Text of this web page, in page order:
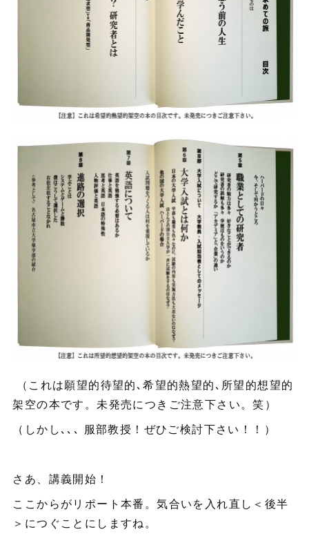
（これは願望的待望的､希望的熱望的､所望的想望的
架空の本です。未発売につきご注意下さい。笑）
（しかし､､､ 服部教授！ぜひご検討下さい！！）
さあ、講義開始！
ここからがリポート本番。気合いを入れ直し＜後半
＞につぐことにしますね。